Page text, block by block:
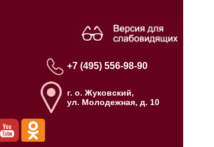
+7 (495) 556-98-90
г. о. Жуковский,
ул. Молодежная, д. 10